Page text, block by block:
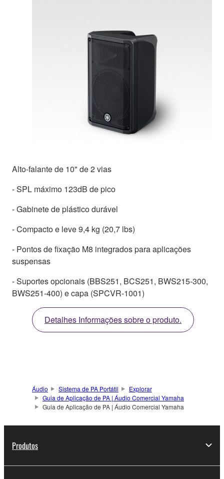
Alto-falante de 10" de 2 vias
- SPL máximo 123dB de pico
- Gabinete de plástico durável
- Compacto e leve 9,4 kg (20,7 lbs)
- Pontos de fixação M8 integrados para aplicações
suspensas
- Suportes opcionais (BBS251, BCS251, BWS215-300,
BWS251-400) e capa (SPCVR-1001)
Detalhes Informações sobre o produto.
Áudio Sistema de PA Portátil
Explorar
Guia de Aplicação de PA | Áudio Comercial Yamaha
Guia de Aplicação de PA | Áudio Comercial Yamaha
Produtos